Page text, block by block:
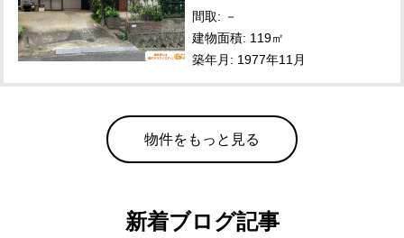
間取: －
建物面積: 119㎡
築年月: 1977年11月
物件をもっと見る
新着ブログ記事